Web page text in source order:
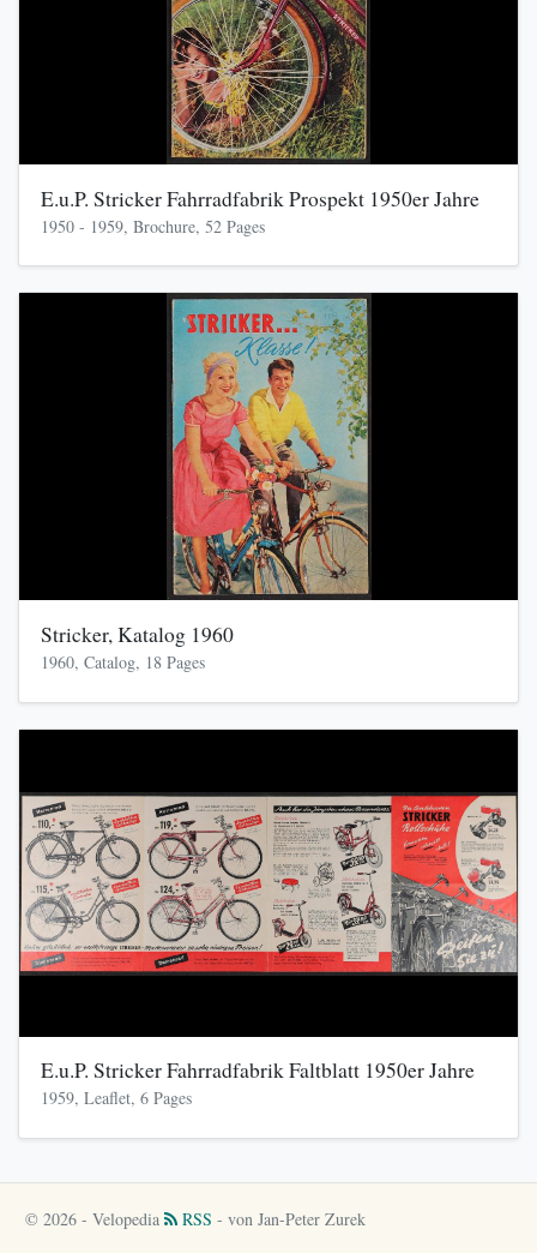
E.u.P. Stricker Fahrradfabrik Prospekt 1950er Jahre
1950 - 1959, Brochure, 52 Pages
Stricker, Katalog 1960
1960, Catalog, 18 Pages
E.u.P. Stricker Fahrradfabrik Faltblatt 1950er Jahre
1959, Leaflet, 6 Pages
© 2026 - Velopedia RSS - von Jan-Peter Zurek